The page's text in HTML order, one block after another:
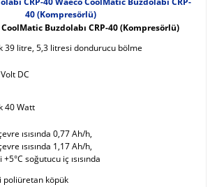
40 (Kompresörlü)
Buzdolabı CRP-40 (Kompresörlü)
39 litre, 5,3 litresi dondurucu bölme
DC
40 Watt
ısısında 0,77 Ah/h,
ısısında 1,17 Ah/h,
soğutucu iç ısısında
poliüretan köpük